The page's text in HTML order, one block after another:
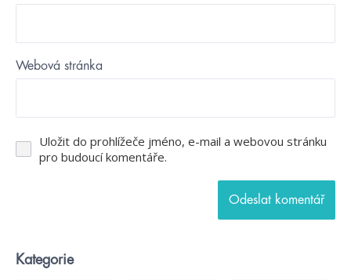
Webová stránka
Uložit do prohlížeče jméno, e-mail a webovou stránku
pro budoucí komentáře.
Kategorie